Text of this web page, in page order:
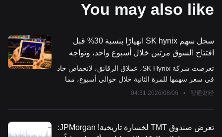
You may also like
سجل سهم SK hynix انهيارًا بنسبة 30% قبل
افتتاح السوق مرتين خلال أسبوع واحد، وتواجه
منصة Nextrade البديلة في كوريا الجنوبية
تساؤلات بسبب تكرار "تداول الأشباح".
تعرضت شركة SK Hynix، عملاق الرقائق، لانخفاض حاد
في سعر سهمها للمرة الثانية خلال حوالي أسبوع، مما
أثار تساؤلات جديدة حول تقلبات التداول في بورصة
智通财经
•
2026/08/06 04:31
تعرض صندوق TMT لخسارة تاريخية! JPMorgan: